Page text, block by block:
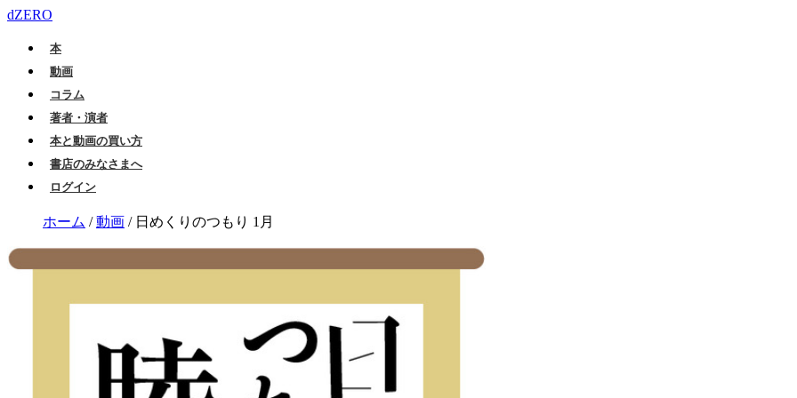
dZERO
本
動画
コラム
著者・演者
本と動画の買い方
書店のみなさまへ
ログイン
ホーム / 動画 /日めくりのつもり 1月